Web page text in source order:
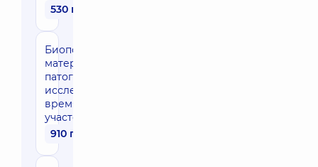
530 грн
Биопсия (взятие
материала для
патогистологического
исследования во
время эндоскопии) 1
участок (отдел)
910 грн